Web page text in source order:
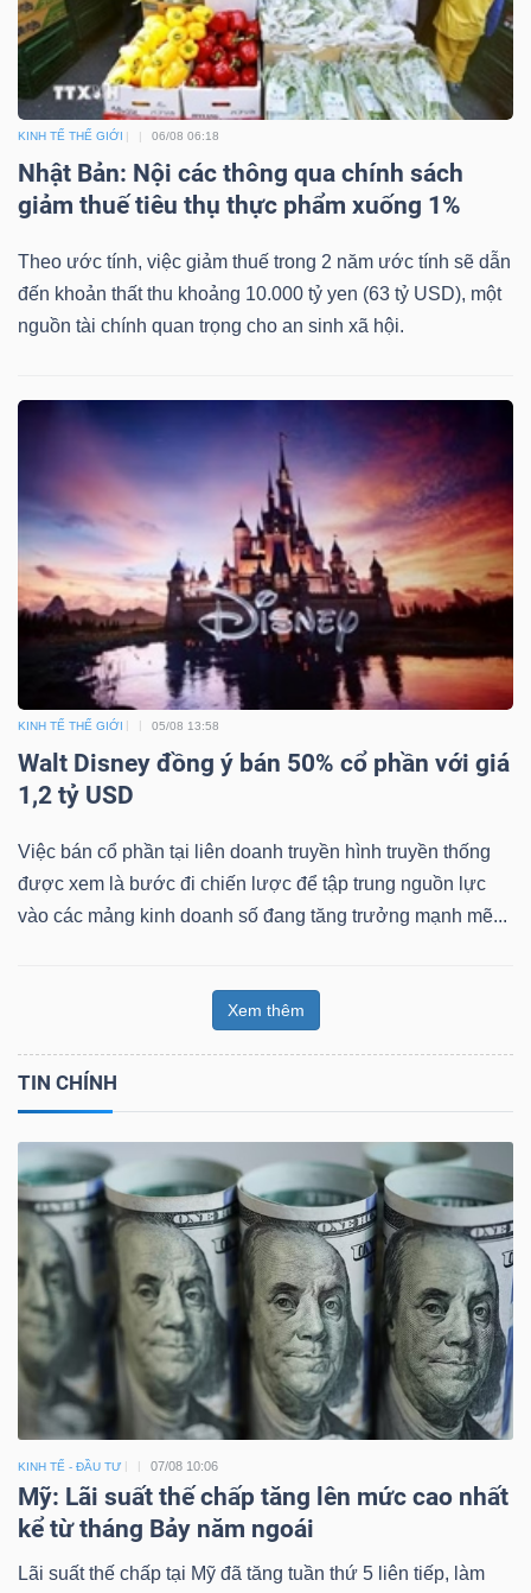
KINH TẾ THẾ GIỚI 06/08 06:18
Nhật Bản: Nội các thông qua chính sách
giảm thuế tiêu thụ thực phẩm xuống 1%
Theo ước tính, việc giảm thuế trong 2 năm ước tính sẽ dẫn
đến khoản thất thu khoảng 10.000 tỷ yen (63 tỷ USD), một
nguồn tài chính quan trọng cho an sinh xã hội.
KINH TẾ THẾ GIỚI 05/08 13:58
Walt Disney đồng ý bán 50% cổ phần với giá
1,2 tỷ USD
Việc bán cổ phần tại liên doanh truyền hình truyền thống
được xem là bước đi chiến lược để tập trung nguồn lực
vào các mảng kinh doanh số đang tăng trưởng mạnh mẽ...
Xem thêm
TIN CHÍNH
KINH TẾ - ĐẦU TƯ 07/08 10:06
Mỹ: Lãi suất thế chấp tăng lên mức cao nhất
kể từ tháng Bảy năm ngoái
Lãi suất thế chấp tại Mỹ đã tăng tuần thứ 5 liên tiếp, làm